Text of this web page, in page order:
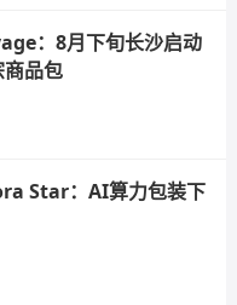
：8月下旬长沙启动
品包
Star：AI算力包装下